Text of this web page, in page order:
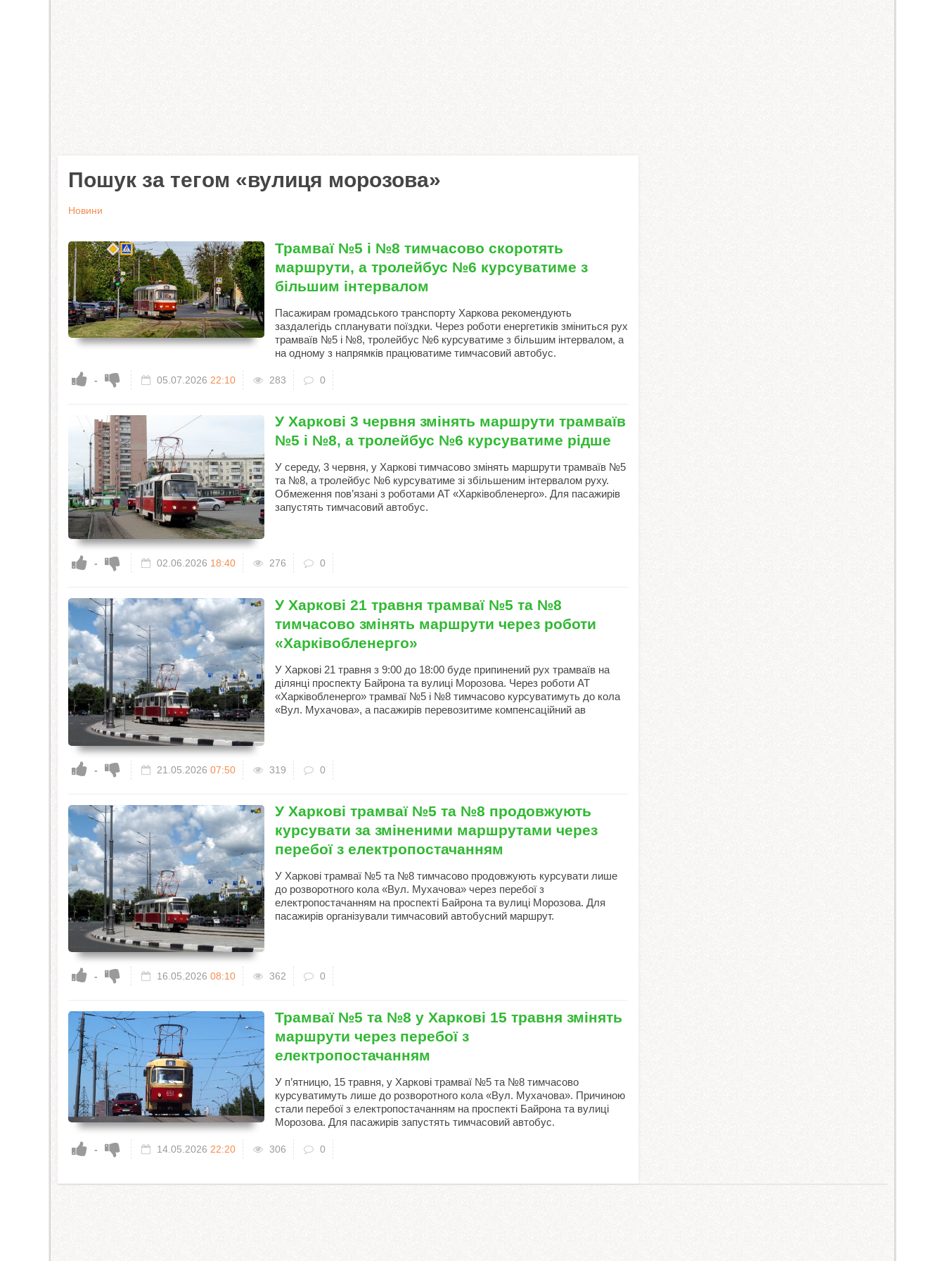
Пошук за тегом «вулиця морозова»
Новини
Трамваї №5 і №8 тимчасово скоротять
маршрути, а тролейбус №6 курсуватиме з
більшим інтервалом
Пасажирам громадського транспорту Харкова рекомендують
заздалегідь спланувати поїздки. Через роботи енергетиків зміниться рух
трамваїв №5 і №8, тролейбус №6 курсуватиме з більшим інтервалом, а
на одному з напрямків працюватиме тимчасовий автобус.
- 05.07.2026 22:10 283 0
У Харкові 3 червня змінять маршрути трамваїв
№5 і №8, а тролейбус №6 курсуватиме рідше
У середу, 3 червня, у Харкові тимчасово змінять маршрути трамваїв №5
та №8, а тролейбус №6 курсуватиме зі збільшеним інтервалом руху.
Обмеження пов’язані з роботами АТ «Харківобленерго». Для пасажирів
запустять тимчасовий автобус.
- 02.06.2026 18:40 276 0
У Харкові 21 травня трамваї №5 та №8
тимчасово змінять маршрути через роботи
«Харківобленерго»
У Харкові 21 травня з 9:00 до 18:00 буде припинений рух трамваїв на
ділянці проспекту Байрона та вулиці Морозова. Через роботи АТ
«Харківобленерго» трамваї №5 і №8 тимчасово курсуватимуть до кола
«Вул. Мухачова», а пасажирів перевозитиме компенсаційний ав
- 21.05.2026 07:50 319 0
У Харкові трамваї №5 та №8 продовжують
курсувати за зміненими маршрутами через
перебої з електропостачанням
У Харкові трамваї №5 та №8 тимчасово продовжують курсувати лише
до розворотного кола «Вул. Мухачова» через перебої з
електропостачанням на проспекті Байрона та вулиці Морозова. Для
пасажирів організували тимчасовий автобусний маршрут.
- 16.05.2026 08:10 362 0
Трамваї №5 та №8 у Харкові 15 травня змінять
маршрути через перебої з
електропостачанням
У п’ятницю, 15 травня, у Харкові трамваї №5 та №8 тимчасово
курсуватимуть лише до розворотного кола «Вул. Мухачова». Причиною
стали перебої з електропостачанням на проспекті Байрона та вулиці
Морозова. Для пасажирів запустять тимчасовий автобус.
- 14.05.2026 22:20 306 0